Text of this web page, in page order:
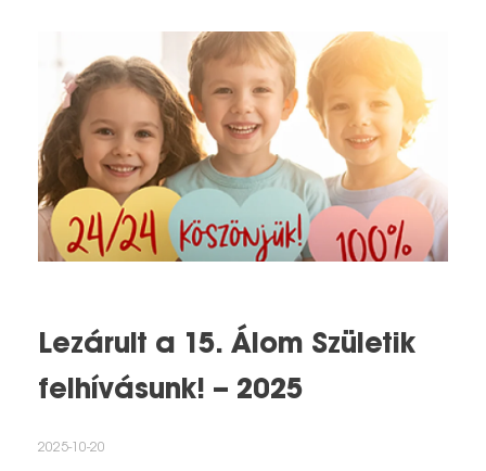
Lezárult a 15. Álom Születik
felhívásunk! – 2025
2025-10-20